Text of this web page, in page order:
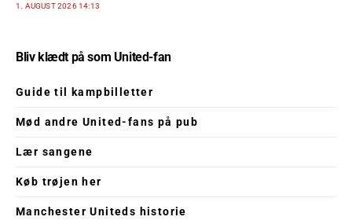
1. AUGUST 2026 14:13
Bliv klædt på som United-fan
Guide til kampbilletter
Mød andre United-fans på pub
Lær sangene
Køb trøjen her
Manchester Uniteds historie